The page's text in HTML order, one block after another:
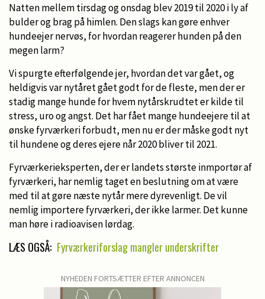
Natten mellem tirsdag og onsdag blev 2019 til 2020 i ly af
bulder og brag på himlen. Den slags kan gøre enhver
hundeejer nervøs, for hvordan reagerer hunden på den
megen larm?
Vi spurgte efterfølgende jer, hvordan det var gået, og
heldigvis var nytåret gået godt for de fleste, men der er
stadig mange hunde for hvem nytårskrudtet er kilde til
stress, uro og angst. Det har fået mange hundeejere til at
ønske fyrværkeri forbudt, men nu er der måske godt nyt
til hundene og deres ejere når 2020 bliver til 2021.
Fyrværkerieksperten, der er landets største inmportør af
fyrværkeri, har nemlig taget en beslutning om at være
med til at gøre næste nytår mere dyrevenligt. De vil
nemlig importere fyrværkeri, der ikke larmer. Det kunne
man høre i radioavisen lørdag.
LÆS OGSÅ: Fyrværkeriforslag mangler underskrifter
NYHEDEN FORTSÆTTER EFTER ANNONCEN